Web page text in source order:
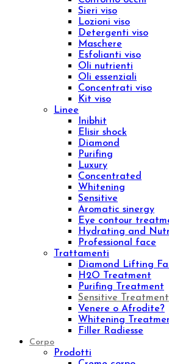
Epilazione
Proteggere
Scolpire
Ridurre
Visualizza tutto
La tua pelle
Pelle secca
Pelle sensibile
Pelle matura
Pelle grassa
Tecnologie
Beauty & Wellness
Medical Technology
Ebook e Video Corsi
ID 16301 – Sales
ID 15001 – Logica e
dei Bonus Digitali
Chroma Consulting
Marketplace
Ristorazione
Prodotti
Creme viso
Contorno occhi
Sieri viso
Lozioni viso
Detergenti viso
Maschere
Esfolianti viso
Oli essenziali
Concentrati viso